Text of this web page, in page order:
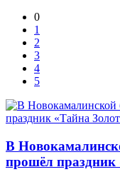
0
1
2
3
4
5
В
прошёл